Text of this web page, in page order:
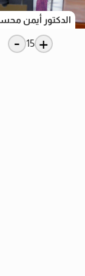
الدكتور أيمن
+
15
-